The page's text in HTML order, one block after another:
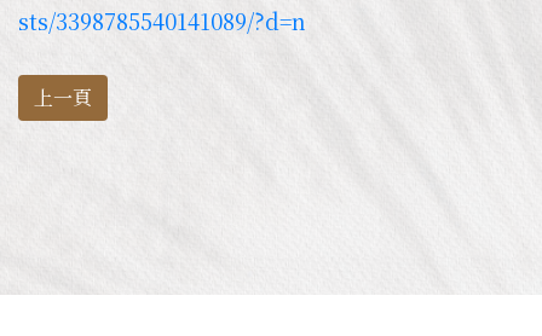
sts/3398785540141089/?d=n
上一頁